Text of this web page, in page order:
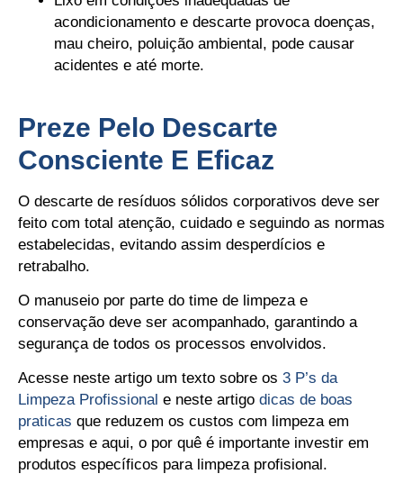
acondicionamento e descarte provoca doenças,
mau cheiro, poluição ambiental, pode causar
acidentes e até morte.
Preze Pelo Descarte
Consciente E Eficaz
O descarte de resíduos sólidos corporativos deve ser
feito com total atenção, cuidado e seguindo as normas
estabelecidas, evitando assim desperdícios e
retrabalho.
O manuseio por parte do time de limpeza e
conservação deve ser acompanhado, garantindo a
segurança de todos os processos envolvidos.
Acesse neste artigo um texto sobre os 3 P’s da
Limpeza Profissional e neste artigo dicas de boas
praticas que reduzem os custos com limpeza em
empresas e aqui, o por quê é importante investir em
produtos específicos para limpeza profisional.